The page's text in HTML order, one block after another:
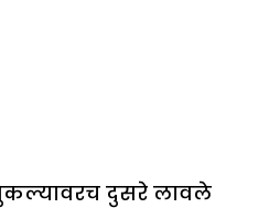
सुकल्यावरच दुसरे लावले